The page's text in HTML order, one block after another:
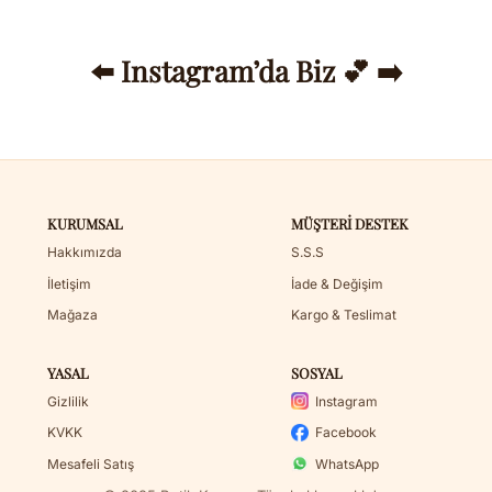
⬅️ Instagram’da Biz 💕 ➡️
KURUMSAL
Hakkımızda
İletişim
Mağaza
MÜŞTERI DESTEK
S.S.S
İade & Değişim
Kargo & Teslimat
YASAL
Gizlilik
KVKK
Mesafeli Satış
SOSYAL
Instagram
Facebook
WhatsApp